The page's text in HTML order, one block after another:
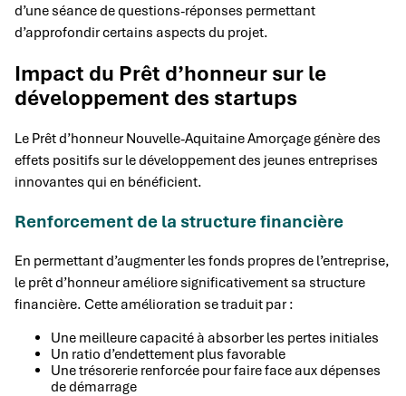
d’une séance de questions-réponses permettant
d’approfondir certains aspects du projet.
Impact du Prêt d’honneur sur le
développement des startups
Le Prêt d’honneur Nouvelle-Aquitaine Amorçage génère des
effets positifs sur le développement des jeunes entreprises
innovantes qui en bénéficient.
Renforcement de la structure financière
En permettant d’augmenter les fonds propres de l’entreprise,
le prêt d’honneur améliore significativement sa structure
financière. Cette amélioration se traduit par :
Une meilleure capacité à absorber les pertes initiales
Un ratio d’endettement plus favorable
Une trésorerie renforcée pour faire face aux dépenses
de démarrage